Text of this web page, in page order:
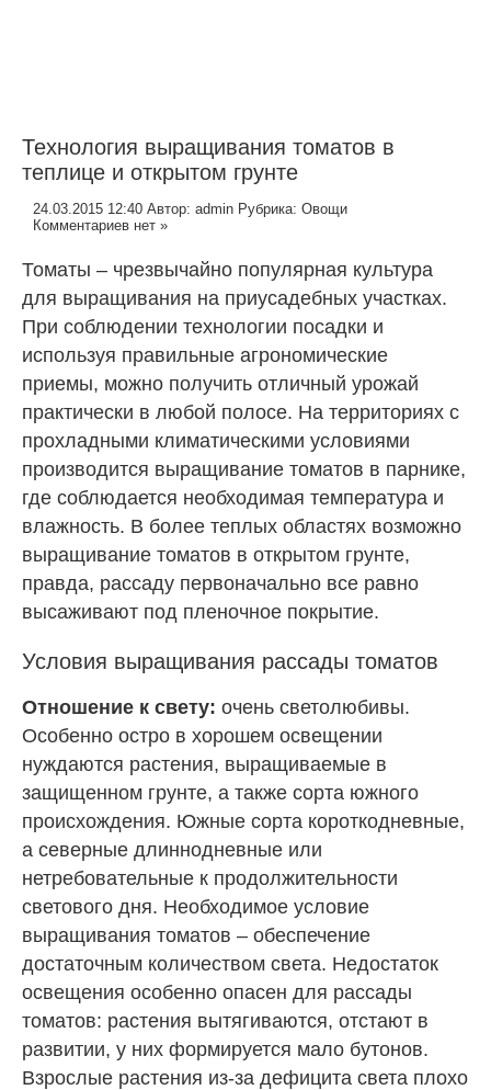
Технология выращивания томатов в
теплице и открытом грунте
24.03.2015 12:40 Автор: admin Рубрика: Овощи
Комментариев нет »
Томаты – чрезвычайно популярная культура
для выращивания на приусадебных участках.
При соблюдении технологии посадки и
используя правильные агрономические
приемы, можно получить отличный урожай
практически в любой полосе. На территориях с
прохладными климатическими условиями
производится выращивание томатов в парнике,
где соблюдается необходимая температура и
влажность. В более теплых областях возможно
выращивание томатов в открытом грунте,
правда, рассаду первоначально все равно
высаживают под пленочное покрытие.
Условия выращивания рассады томатов
Отношение к свету: очень светолюбивы.
Особенно остро в хорошем освещении
нуждаются растения, выращиваемые в
защищенном грунте, а также сорта южного
происхождения. Южные сорта короткодневные,
а северные длиннодневные или
нетребовательные к продолжительности
светового дня. Необходимое условие
выращивания томатов – обеспечение
достаточным количеством света. Недостаток
освещения особенно опасен для рассады
томатов: растения вытягиваются, отстают в
развитии, у них формируется мало бутонов.
Взрослые растения из-за дефицита света плохо